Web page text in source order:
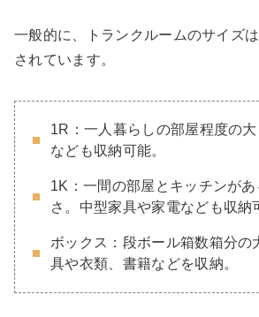
一般的に、トランクルームのサイズ
されています。
1R：一人暮らしの部屋程度の
なども収納可能。
1K：一間の部屋とキッチンがあ
さ。中型家具や家電なども収納
ボックス：段ボール箱数箱分の
具や衣類、書籍などを収納。